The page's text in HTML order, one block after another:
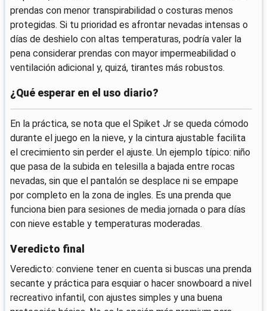
prendas con menor transpirabilidad o costuras menos
protegidas. Si tu prioridad es afrontar nevadas intensas o
días de deshielo con altas temperaturas, podría valer la
pena considerar prendas con mayor impermeabilidad o
ventilación adicional y, quizá, tirantes más robustos.
¿Qué esperar en el uso diario?
En la práctica, se nota que el Spiket Jr se queda cómodo
durante el juego en la nieve, y la cintura ajustable facilita
el crecimiento sin perder el ajuste. Un ejemplo típico: niño
que pasa de la subida en telesilla a bajada entre rocas
nevadas, sin que el pantalón se desplace ni se empape
por completo en la zona de ingles. Es una prenda que
funciona bien para sesiones de media jornada o para días
con nieve estable y temperaturas moderadas.
Veredicto final
Veredicto: conviene tener en cuenta si buscas una prenda
secante y práctica para esquiar o hacer snowboard a nivel
recreativo infantil, con ajustes simples y una buena